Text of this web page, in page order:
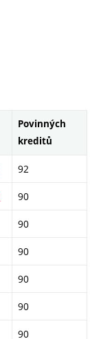
Povinných
kreditů
92
90
90
90
90
90
90